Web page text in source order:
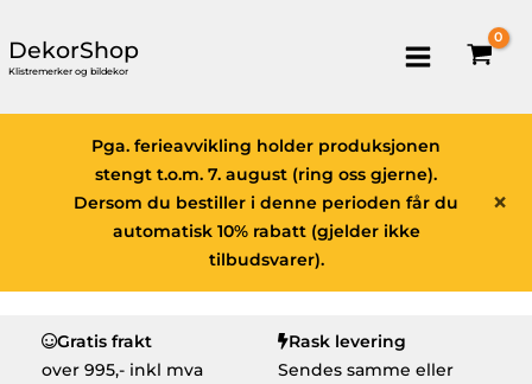
DekorShop
Klistremerker og bildekor
×
Pga. ferieavvikling holder produksjonen
stengt t.o.m. 7. august (ring oss gjerne).
Dersom du bestiller i denne perioden får du
automatisk 10% rabatt (gjelder ikke
tilbudsvarer).
Gratis frakt
over 995,- inkl mva
Rask levering
Sendes samme eller